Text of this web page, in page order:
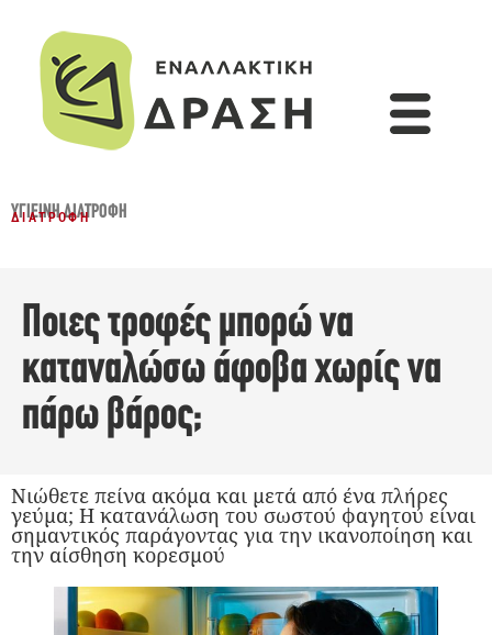
ΥΓΙΕΙΝΉ ΔΙΑΤΡΟΦΉ
ΔΙΑΤΡΟΦΉ
Ποιες τροφές μπορώ να
καταναλώσω άφοβα χωρίς να
πάρω βάρος;
Νιώθετε πείνα ακόμα και μετά από ένα πλήρες
γεύμα; Η κατανάλωση του σωστού φαγητού είναι
σημαντικός παράγοντας για την ικανοποίηση και
την αίσθηση κορεσμού